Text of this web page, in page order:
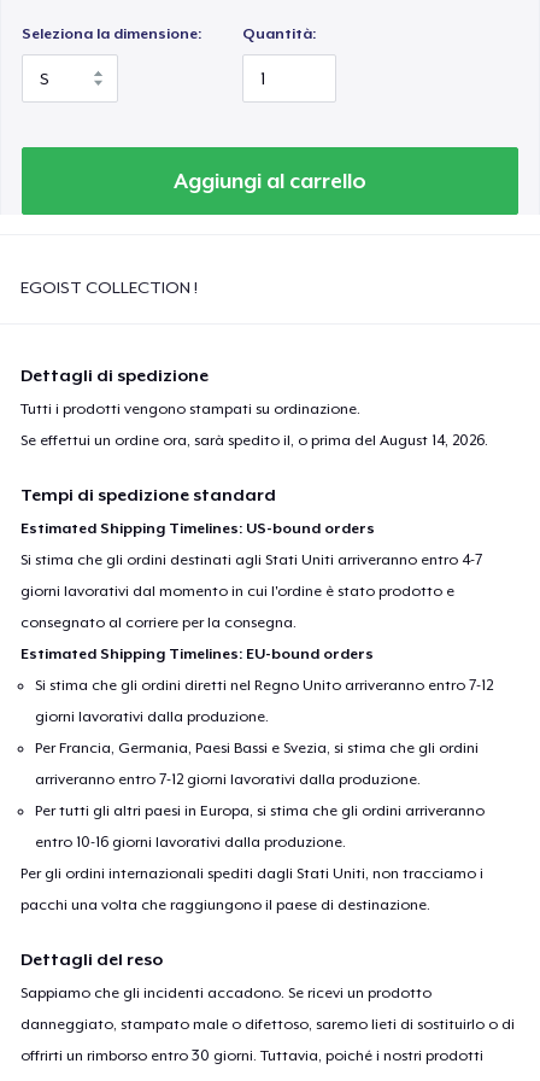
Seleziona la dimensione: Quantità:
Aggiungi al carrello
EGOIST COLLECTION !
Dettagli di spedizione
Tutti i prodotti vengono stampati su ordinazione.
Se effettui un ordine ora, sarà spedito il, o prima delAugust 14, 2026
Tempi di spedizione standard
Estimated Shipping Timelines: US-bound orders
Si stima che gli ordini destinati agli Stati Uniti arriveranno entro 4-7
giorni lavorativi dal momento in cui l'ordine è stato prodotto e
consegnato al corriere per la consegna.
Estimated Shipping Timelines: EU-bound orders
Si stima che gli ordini diretti nel Regno Unito arriveranno entro 7-12
giorni lavorativi dalla produzione.
Per Francia, Germania, Paesi Bassi e Svezia, si stima che gli ordini
arriveranno entro 7-12 giorni lavorativi dalla produzione.
Per tutti gli altri paesi in Europa, si stima che gli ordini arriveranno
entro 10-16 giorni lavorativi dalla produzione.
Per gli ordini internazionali spediti dagli Stati Uniti, non tracciamo i
pacchi una volta che raggiungono il paese di destinazione.
Dettagli del reso
Sappiamo che gli incidenti accadono. Se ricevi un prodotto
danneggiato, stampato male o difettoso, saremo lieti di sostituirlo o di
offrirti un rimborso entro 30 giorni. Tuttavia, poiché i nostri prodotti